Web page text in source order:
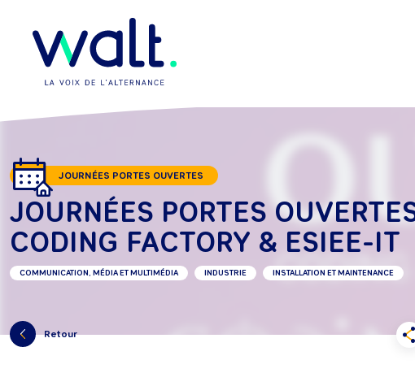
S’INSCRIRE À L’ÉVÉNEMENT
JOURNÉES PORTES OUVERTES
JOURNÉES PORTES
CODING FACTORY & ESIEE-IT
COMMUNICATION, MÉDIA ET MULTIMÉDIA INDUSTRIE INSTALLATION ET MAINTENANCE
Retour